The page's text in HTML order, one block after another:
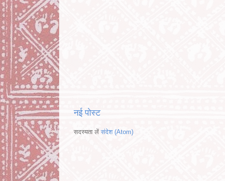
नई पोस्ट
सदस्यता लें संदेश (Atom)